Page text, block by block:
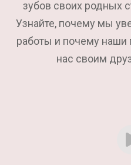
зубов своих родных
Узнайте, почему мы
работы и почему
нас своим